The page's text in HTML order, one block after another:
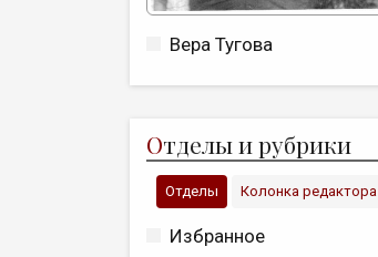
Вера Тугова
Отделы и рубрики
Отделы Колонка редактора
Избранное